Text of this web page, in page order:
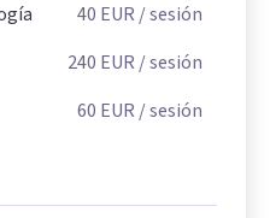
40 EUR / sesión
240 EUR / sesión
60 EUR / sesión